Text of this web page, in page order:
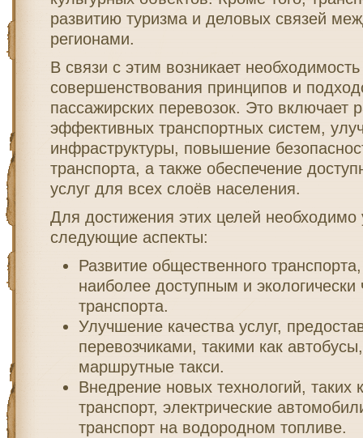
развитию туризма и деловых связей
регионами.
В связи с этим возникает
совершенствования принципов и
пассажирских перевозок. Это включает
эффективных транспортных систем,
инфраструктуры, повышение
транспорта, а также обеспечение
услуг для всех слоёв населения.
Для достижения этих целей необходимо
следующие аспекты:
Развитие общественного
наиболее доступным и
транспорта.
Улучшение качества услуг,
перевозчиками, такими как
маршрутные такси.
Внедрение новых технологий, таких
транспорт, электрические
транспорт на водородном топливе.